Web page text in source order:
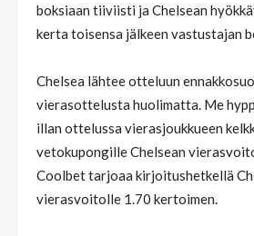
boksiaan tiiviisti ja Chelsean
kerta toisensa jälkeen vastustajan
Chelsea lähtee otteluun
vierasottelusta huolimatta. Me
illan ottelussa vierasjoukkueen
vetokupongille Chelsean
Coolbet tarjoaa kirjoitushetkellä
vierasvoitolle 1.70 kertoimen.